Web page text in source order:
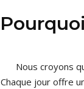
Nous croyons
Chaque jour offre